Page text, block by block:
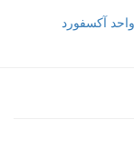
آکسفورد